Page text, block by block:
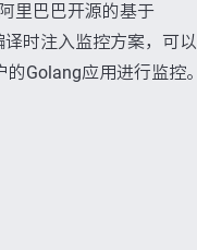
里巴巴开源的基于
时注入监控方案，可以
Golang应用进行监控。